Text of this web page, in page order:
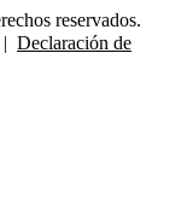
reservados.
| Declaración de